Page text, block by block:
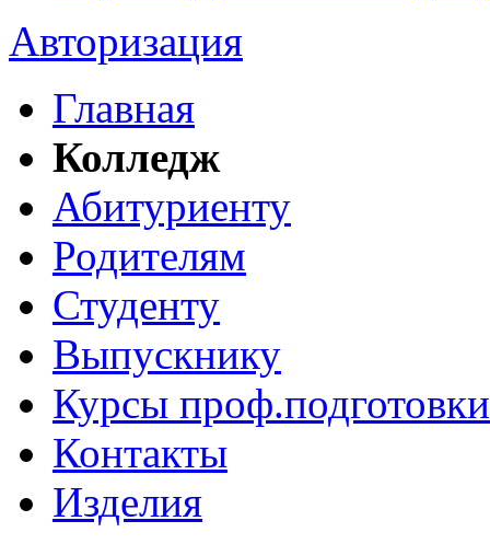
Авторизация
Главная
Колледж
Абитуриенту
Родителям
Студенту
Выпускнику
Курсы проф.подготовки
Контакты
Изделия